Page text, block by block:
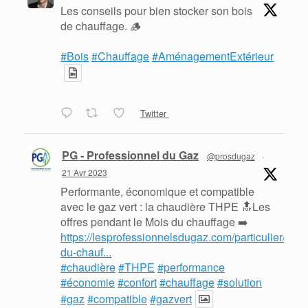
Les conseils pour bien stocker son bois
de chauffage. 🪵
#Bois#Chauffage#AménagementExtérieur
Twitter
PG - Professionnel du Gaz @prosdugaz
·
21 Avr 2023
Performante, économique et compatible
avec le gaz vert : la chaudière THPE 🔝Les
offres pendant le Mois du chauffage ➡️
https://lesprofessionnelsdugaz.com/particulier/
du-chauf...
#chaudière#THPE #performance
#économie#confort#chauffage#solution
#gaz#compatible#gazvert